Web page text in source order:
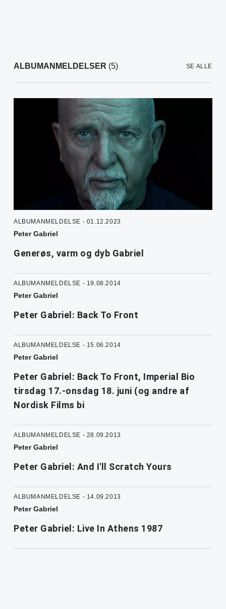
ALBUMANMELDELSER (5) SE ALLE
ALBUMANMELDELSE - 01.12.2023
Peter Gabriel
Generøs, varm og dyb Gabriel
ALBUMANMELDELSE - 19.08.2014
Peter Gabriel
Peter Gabriel: Back To Front
ALBUMANMELDELSE - 15.06.2014
Peter Gabriel
Peter Gabriel: Back To Front, Imperial Bio
tirsdag 17.-onsdag 18. juni (og andre af
Nordisk Films bi
ALBUMANMELDELSE - 28.09.2013
Peter Gabriel
Peter Gabriel: And I'll Scratch Yours
ALBUMANMELDELSE - 14.09.2013
Peter Gabriel
Peter Gabriel: Live In Athens 1987